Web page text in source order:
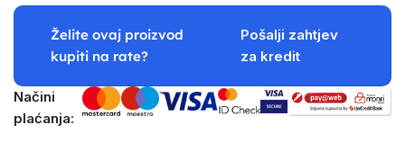
Želite ovaj proizvod
kupiti na rate?
Pošalji zahtjev
za kredit
Načini
plaćanja: